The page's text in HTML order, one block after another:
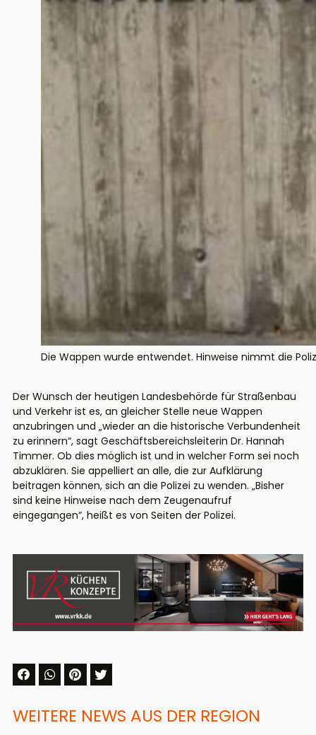
Die Wappen wurde entwendet. Hinweise nimmt die
Der Wunsch der heutigen Landesbehörde für Straßenbau
und Verkehr ist es, an gleicher Stelle neue Wappen
anzubringen und „wieder an die historische Verbundenheit
zu erinnern“, sagt Geschäftsbereichsleiterin Dr. Hannah
Timmer. Ob dies möglich ist und in welcher Form sei noch
abzuklären. Sie appelliert an alle, die zur Aufklärung
beitragen können, sich an die Polizei zu wenden. „Bisher
sind keine Hinweise nach dem Zeugenaufruf
eingegangen“, heißt es von Seiten der Polizei.
WEITERE NEWS AUS DER REGION